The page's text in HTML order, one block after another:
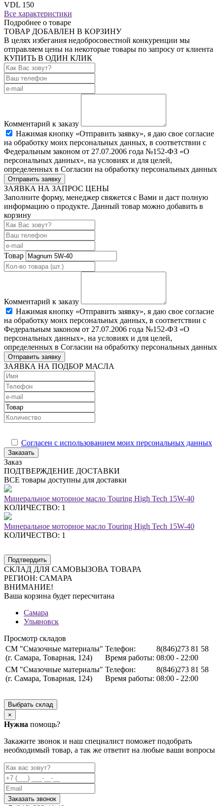
VDL 150
Все характеристики
Подробнее о товаре
ТОВАР ДОБАВЛЕН В КОРЗИНУ
В целях избегания недобросовестной конкуренции мы
отправляем цены на некоторые товары по запросу от клиента
КУПИТЬ В ОДИН КЛИК
Комментарий к заказу
Нажимая кнопку «Отправить заявку», я даю свое согласие
на обработку моих персональных данных, в соответствии с
Федеральным законом от 27.07.2006 года №152-ФЗ «О
персональных данных», на условиях и для целей,
определенных в Согласии на обработку персональных данных
Отправить заявку
ЗАЯВКА НА ЗАПРОС ЦЕНЫ
Заполните форму, менеджер свяжется с Вами и даст полную
информацию о продукте. Данный товар можно добавить в
корзину
Товар
Комментарий к заказу
Нажимая кнопку «Отправить заявку», я даю свое согласие
на обработку моих персональных данных, в соответствии с
Федеральным законом от 27.07.2006 года №152-ФЗ «О
персональных данных», на условиях и для целей,
определенных в Согласии на обработку персональных данных
Отправить заявку
ЗАЯВКА НА ПОДБОР МАСЛА
Согласен с использованием моих персональных данных
Заказать
Заказ
ПОДТВЕРЖДЕНИЕ ДОСТАВКИ
ВСЕ товары доступны для доставки
Минеральное моторное масло Touring High Tech 15W-40
КОЛИЧЕСТВО: 1
Минеральное моторное масло Touring High Tech 15W-40
КОЛИЧЕСТВО: 1
Подтвердить
СКЛАД ДЛЯ САМОВЫЗОВА ТОВАРА
РЕГИОН: САМАРА
ВНИМАНИЕ!
Ваша корзина будет пересчитана
Самара
Ульяновск
Просмотр складов
СМ "Смазочные материалы"
(г. Самара, Товарная, 124)
Телефон:
Время работы:
8(846)273 81 58
08:00 - 22:00
СМ "Смазочные материалы"
(г. Самара, Товарная, 124)
Телефон:
Время работы:
8(846)273 81 58
08:00 - 22:00
Выбрать склад
×
Нужна помощь?
Закажите звонок и наш специалист поможет подобрать
необходимый товар, а так же ответит на любые ваши вопросы
Заказать звонок